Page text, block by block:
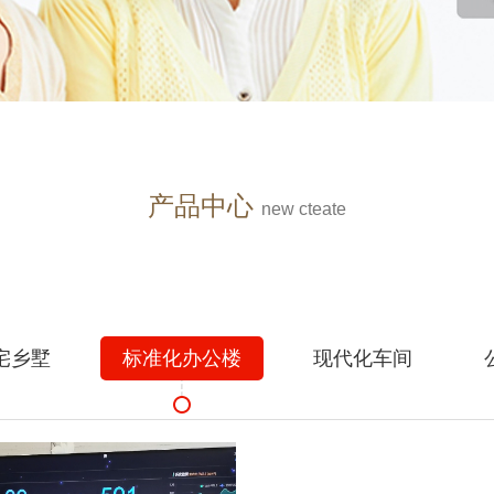
产品中心 new cteate
乡墅 标准化办公楼 现代化车间